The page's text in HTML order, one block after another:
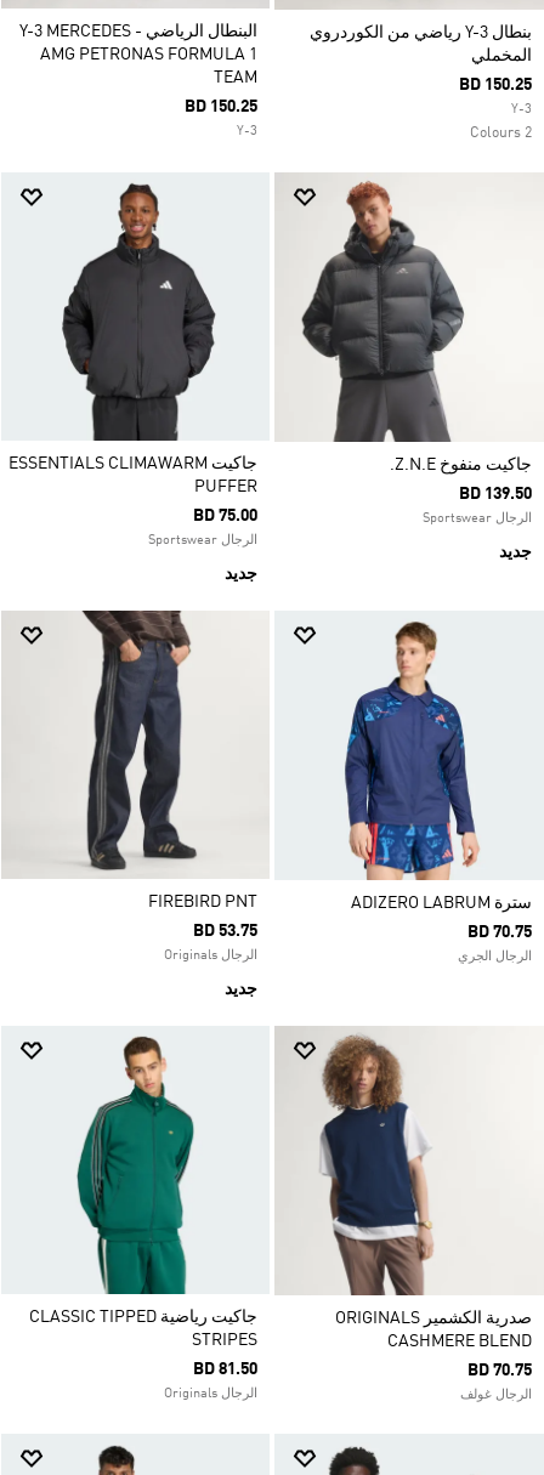
بنطال Y-3 رياضي من الكوردروي
المخملي
BD 150.25
Y-3
2 Colours
البنطال الرياضي Y-3 MERCEDES -
AMG PETRONAS FORMULA 1
TEAM
BD 150.25
Y-3
جاكيت منفوخ Z.N.E.
BD 139.50
الرجال Sportswear
جديد
جاكيت ESSENTIALS CLIMAWARM
PUFFER
BD 75.00
الرجال Sportswear
جديد
سترة ADIZERO LABRUM
BD 70.75
الرجال الجري
FIREBIRD PNT
BD 53.75
الرجال Originals
جديد
صدرية الكشمير ORIGINALS
CASHMERE BLEND
BD 70.75
الرجال غولف
جاكيت رياضية CLASSIC TIPPED
STRIPES
BD 81.50
الرجال Originals